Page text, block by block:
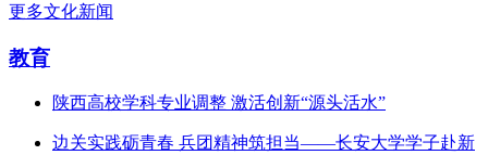
更多文化新闻
教育
陕西高校学科专业调整 激活创新“源头活水”
边关实践砺青春 兵团精神筑担当——长安大学学子赴新